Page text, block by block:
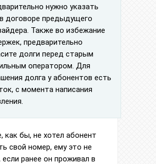
нужно указать
договоре предыдущего
Также во избежание
предварительно
долги перед старым
оператором. Для
долга у абонентов есть
с момента написания
как бы, не хотел абонент
свой номер, ему это не
если ранее он проживал в